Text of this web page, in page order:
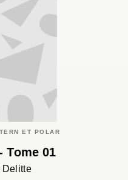
ET POLAR
Tome 01
Delitte